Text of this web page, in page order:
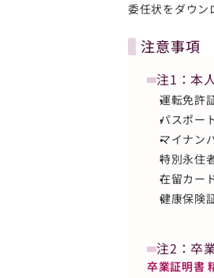
委任状をダウン
注意事項
注1：本
運転免許
パスポー
マイナン
特別永住
在留カー
健康保険
注2：卒
卒業証明書